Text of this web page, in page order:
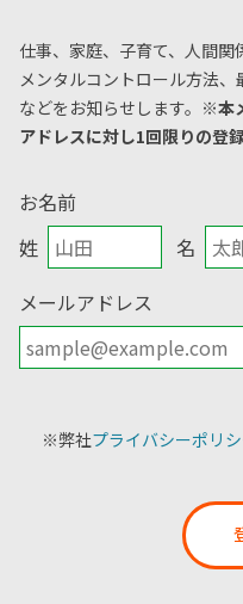
仕事、家庭、子育て、人間関
メンタルコントロール方法、
などをお知らせします。 ※本
アドレスに対し1回限りの登
お名前
姓
名
メールアドレス
※弊社プライバシーポリ